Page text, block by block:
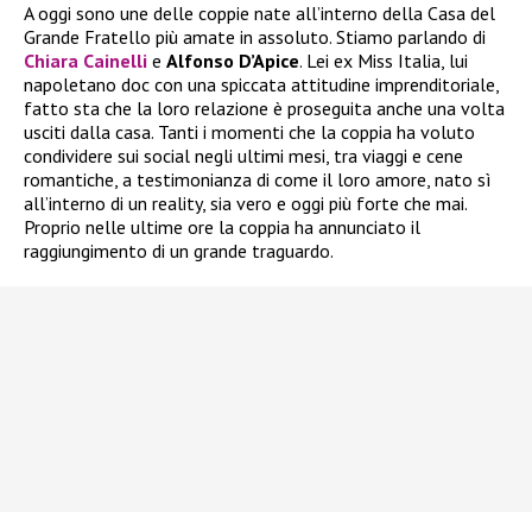
A oggi sono une delle coppie nate all’interno della Casa del
Grande Fratello più amate in assoluto. Stiamo parlando di
Chiara Cainelli e Alfonso D’Apice. Lei ex Miss Italia, lui
napoletano doc con una spiccata attitudine imprenditoriale,
fatto sta che la loro relazione è proseguita anche una volta
usciti dalla casa. Tanti i momenti che la coppia ha voluto
condividere sui social negli ultimi mesi, tra viaggi e cene
romantiche, a testimonianza di come il loro amore, nato sì
all’interno di un reality, sia vero e oggi più forte che mai.
Proprio nelle ultime ore la coppia ha annunciato il
raggiungimento di un grande traguardo.